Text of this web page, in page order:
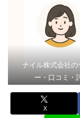
ナイル株式会社
ー・口コミ・
X